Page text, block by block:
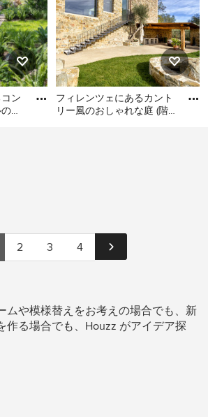
ン
お
フィレンツェにあるカント
リー風のおしゃれな庭 (階
2 3 4
ムや模様替えをお考えの場合でも、新
作る場合でも、Houzz がアイデア探
った日本国内の優れた建築家、イン
や部屋の写真があります。色別やス